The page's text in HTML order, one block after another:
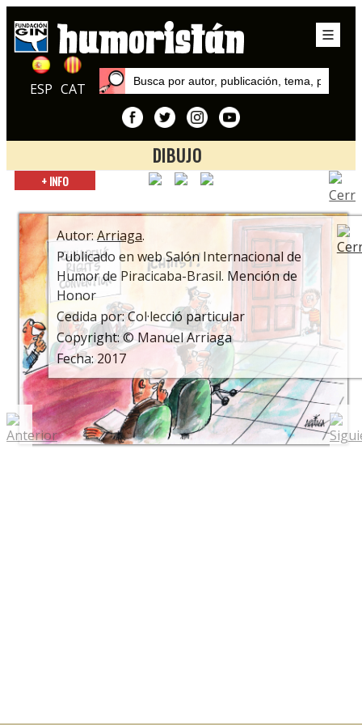
ESP CAT
DIBUJO
Inicio
Arriaga
+ INFO
Autor:Arriaga.
Publicado en web Salón Internacional de
Humor de Piracicaba-Brasil. Mención de
Honor
Cedida por: Col·lecció particular
Copyright: © Manuel Arriaga
Fecha: 2017